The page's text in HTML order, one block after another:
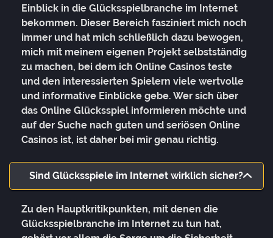
Einblick in die Glücksspielbranche im Internet
bekommen. Dieser Bereich fasziniert mich noch
immer und hat mich schließlich dazu bewogen,
mich mit meinem eigenen Projekt selbstständig
zu machen, bei dem ich Online Casinos teste
und den interessierten Spielern viele wertvolle
und informative Einblicke gebe. Wer sich über
das Online Glücksspiel informieren möchte und
auf der Suche nach guten und seriösen Online
Casinos ist, ist daher bei mir genau richtig.
Sind Glücksspiele im Internet wirklich sicher?
Zu den Hauptkritikpunkten, mit denen die
Glücksspielbranche im Internet zu tun hat,